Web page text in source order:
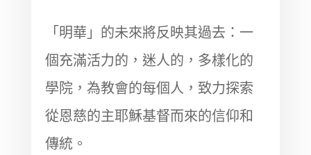
「明華」的未來將反映其過去：一
個充滿活力的，迷人的，多樣化的
學院，為教會的每個人，致力探索
從恩慈的主耶穌基督而來的信仰和
傳統。